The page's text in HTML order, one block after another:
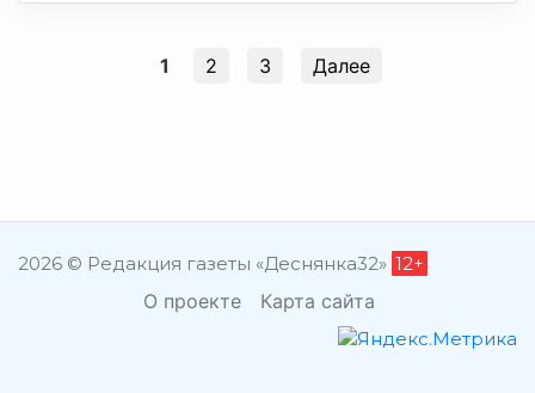
1 2 3 Далее
2026 © Редакция газеты «Деснянка32» 12+
О проекте Карта сайта